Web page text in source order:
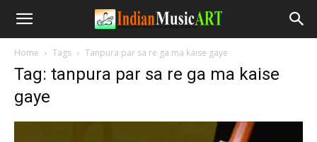
Home Tags Tanpura par sa re ga ma kaise gaye
Tag: tanpura par sa re ga ma kaise
gaye